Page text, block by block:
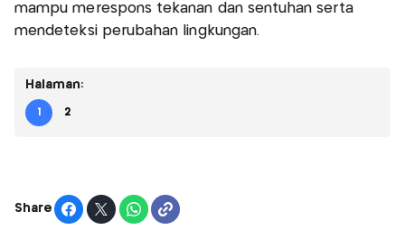
mampu merespons tekanan dan sentuhan serta
mendeteksi perubahan lingkungan.
Halaman:
1 2
Share